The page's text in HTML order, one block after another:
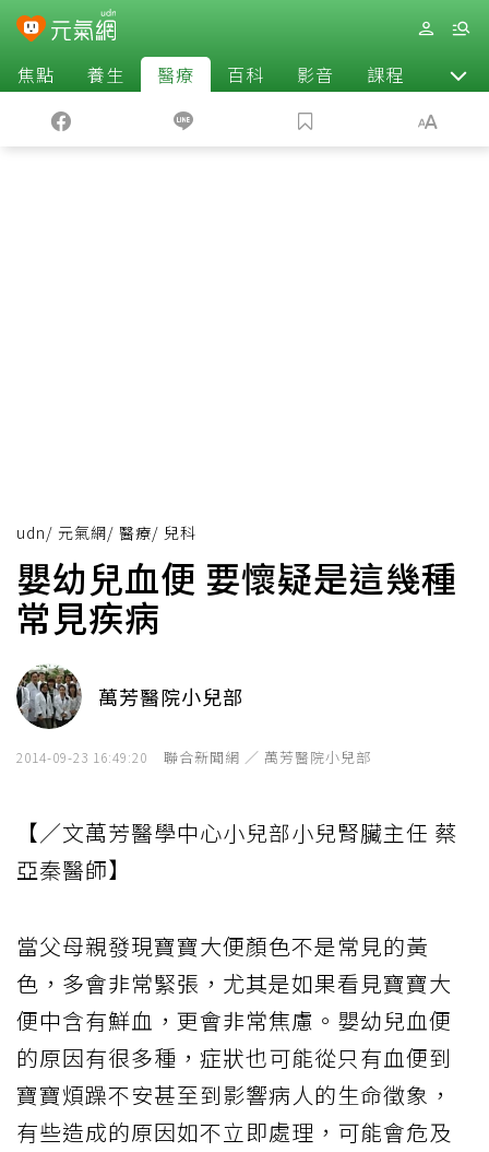
焦點 養生 醫療 百科 影音 課程 退休
udn/ 元氣網/ 醫療/ 兒科
嬰幼兒血便 要懷疑是這幾種
常見疾病
萬芳醫院小兒部
2014-09-23 16:49:20 聯合新聞網 ／ 萬芳醫院小兒部
【／文萬芳醫學中心小兒部小兒腎臟主任 蔡
亞秦醫師】
當父母親發現寶寶大便顏色不是常見的黃
色，多會非常緊張，尤其是如果看見寶寶大
便中含有鮮血，更會非常焦慮。嬰幼兒血便
的原因有很多種，症狀也可能從只有血便到
寶寶煩躁不安甚至到影響病人的生命徵象，
有些造成的原因如不立即處理，可能會危及